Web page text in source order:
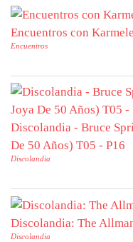
Encuentros con
Encuentros
Discolandia - Bruce
De 50 Años) T05 - P16
Discolandia
Discolandia: The
Discolandia